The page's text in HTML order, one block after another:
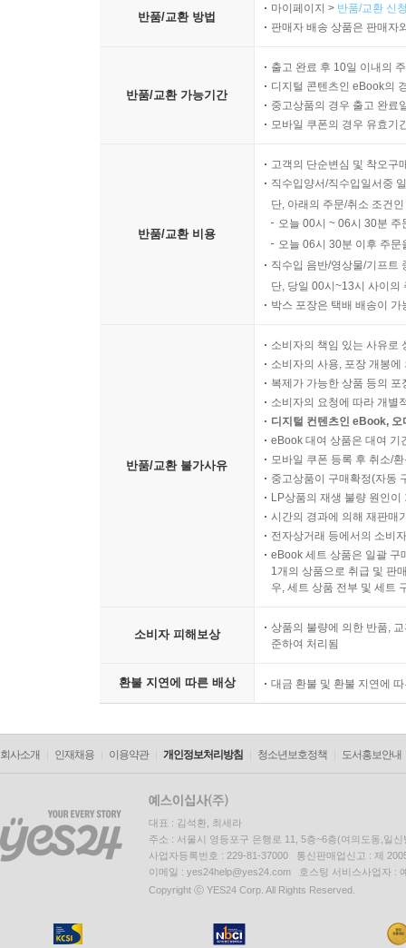
반품/교환 방법
마이페이지 > 반품/교환 신
판매자 배송 상품은 판매자
반품/교환 가능기간
출고 완료 후 10일 이내의
디지털 콘텐츠인 eBook의
중고상품의 경우 출고 완료
모바일 쿠폰의 경우 유효기
반품/교환 비용
고객의 단순변심 및 착오구
직수입양서/직수입일서중
단, 아래의 주문/취소 조건
오늘 00시 ~ 06시 30분
오늘 06시 30분 이후 주
직수입 음반/영상물/기프트
단, 당일 00시~13시 사이의
박스 포장은 택배 배송이
반품/교환 불가사유
소비자의 책임 있는 사유로
소비자의 사용, 포장 개봉
복제가 가능한 상품 등의
소비자의 요청에 따라 개별
디지털 컨텐츠인 eBook,
eBook 대여 상품은 대여 기
모바일 쿠폰 등록 후 취소/
중고상품이 구매확정(자동
LP상품의 재생 불량 원인
시간의 경과에 의해 재판매
전자상거래 등에서의 소비
eBook 세트 상품은 일괄 구
1개의 상품으로 취급 및 판
우, 세트 상품 전부 및 세트
소비자 피해보상
상품의 불량에 의한 반품,
준하여 처리됨
환불 지연에 따른 배상 대금 환불 및 환불 지연에
회사소개 인재채용 이용약관 개인정보처리방침 청소년보호정책 도서홍보안내
대표 : 김석환, 최세라
주소 : 서울시 영등포구 은행로 11, 5층~6층(여의도동,일신
사업자등록번호 : 229-81-37000 통신판매업신고 : 제
이메일 : yes24help@yes24.com 호스팅 서비스사업자 :
Copyright ⓒ YES24 Corp. All Rights Reserved.